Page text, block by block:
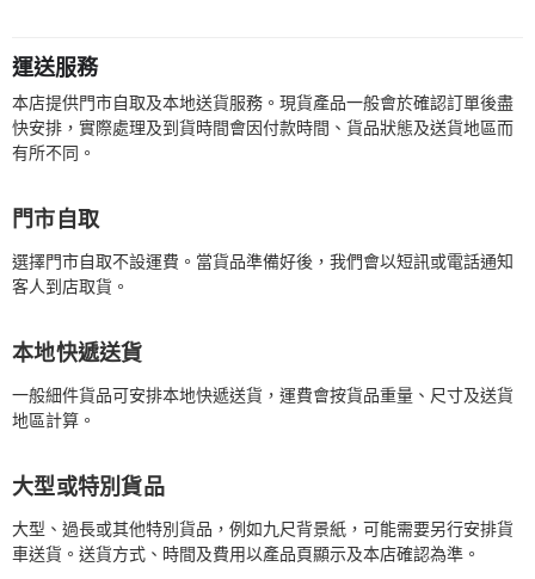
運送服務
本店提供門市自取及本地送貨服務。現貨產品一般會於確認訂單後盡
快安排，實際處理及到貨時間會因付款時間、貨品狀態及送貨地區而
有所不同。
門市自取
選擇門市自取不設運費。當貨品準備好後，我們會以短訊或電話通知
客人到店取貨。
本地快遞送貨
一般細件貨品可安排本地快遞送貨，運費會按貨品重量、尺寸及送貨
地區計算。
大型或特別貨品
大型、過長或其他特別貨品，例如九尺背景紙，可能需要另行安排貨
車送貨。送貨方式、時間及費用以產品頁顯示及本店確認為準。